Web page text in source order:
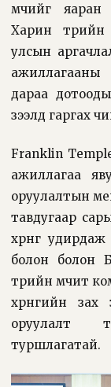
өмчийг яаран
Харин
улсын
дараа
зээлд гаргах
Franklin
ажиллагаа
оруулалтын
тавдугаар
хөрөнгө
болон болон
төрийн өмчит
хөрөнгийн зах
оруулалт
туршлагатай.